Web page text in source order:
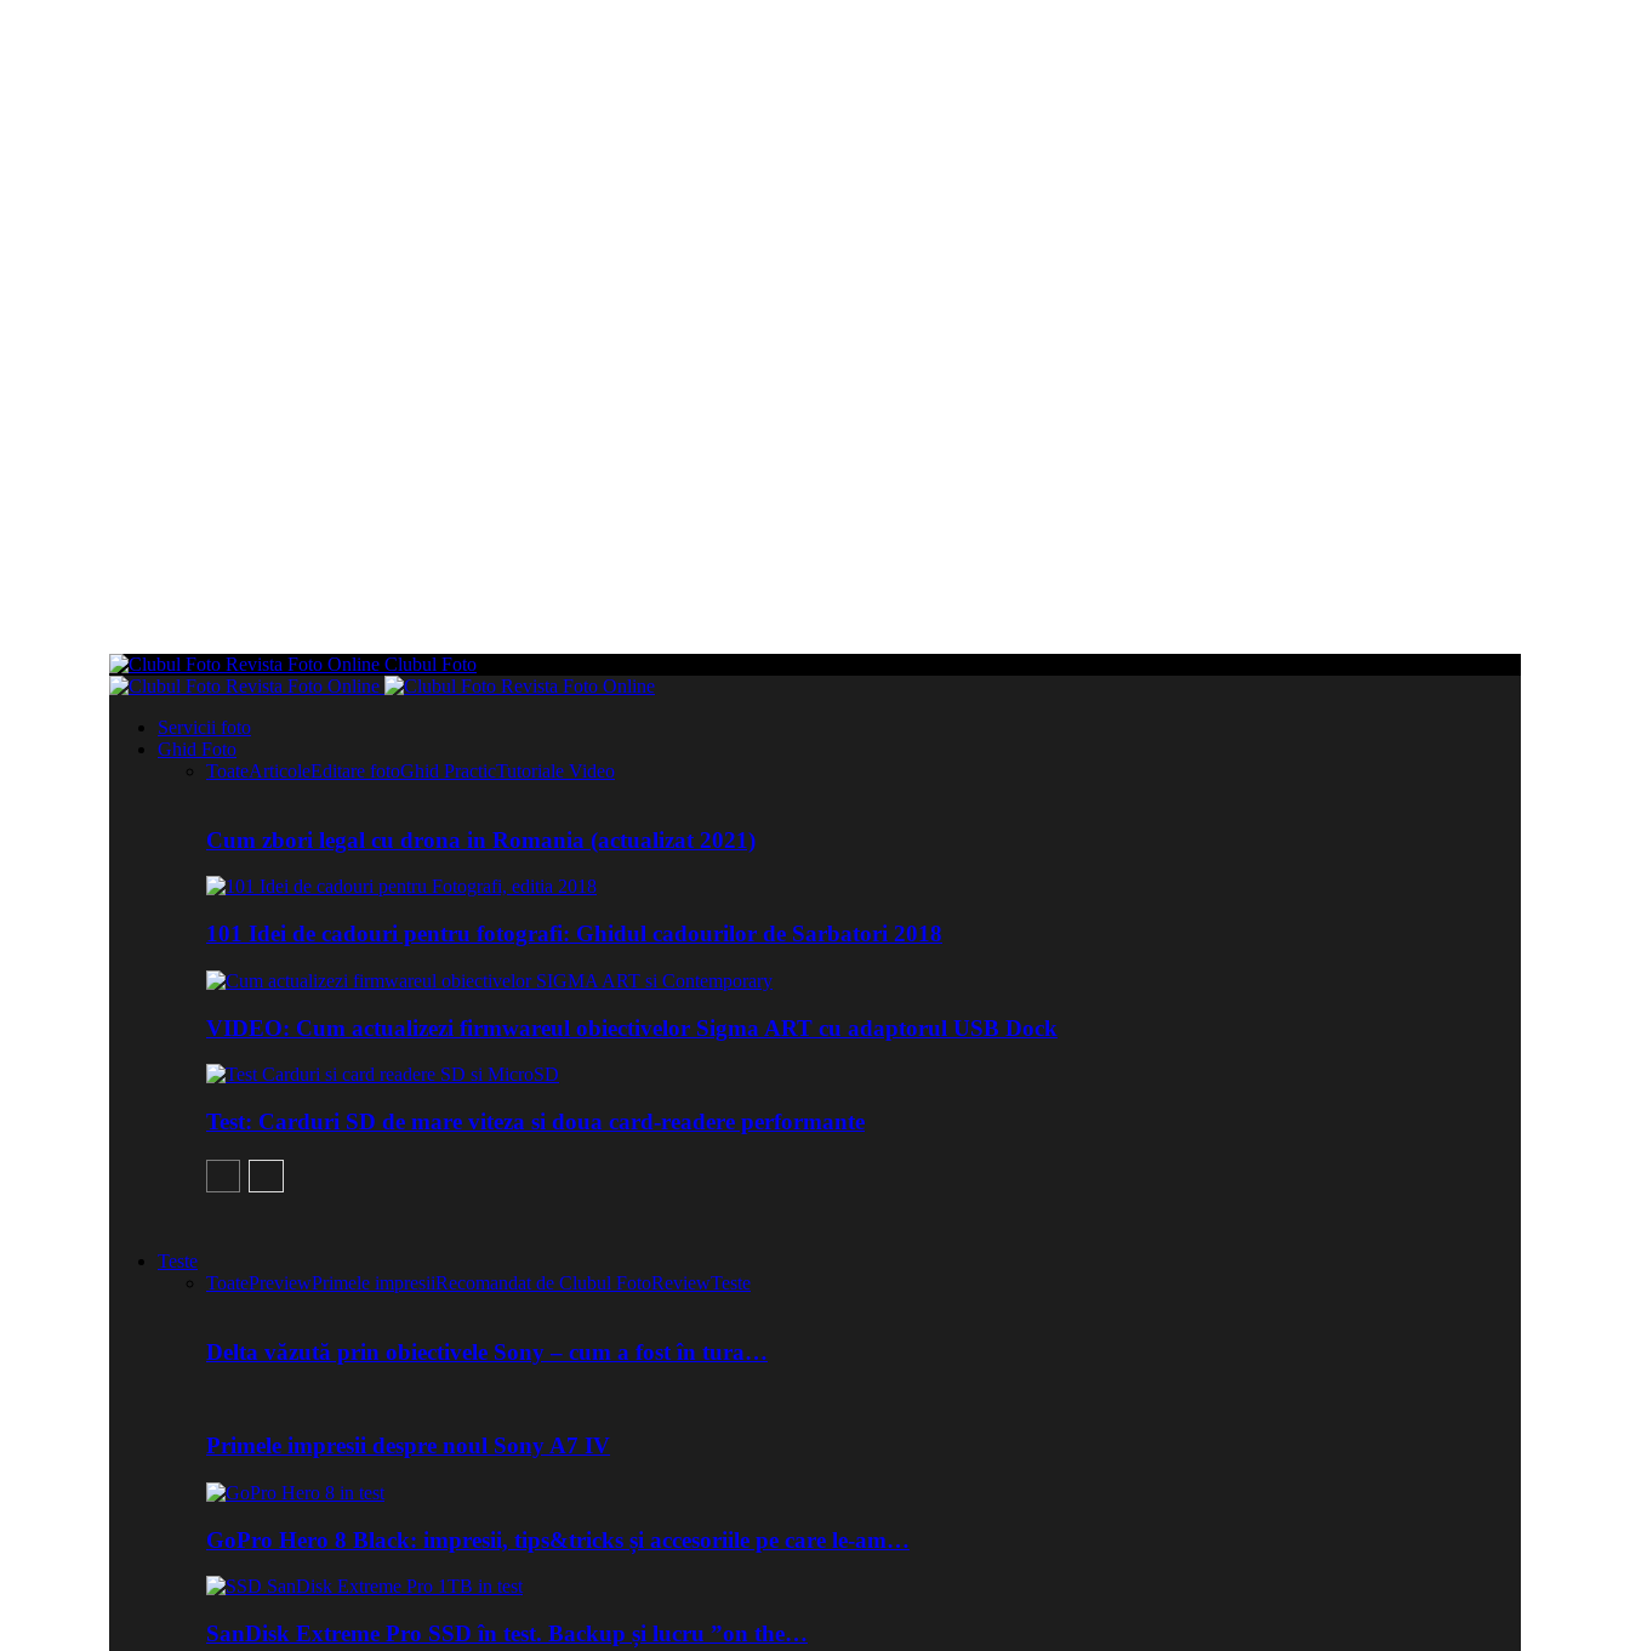
Clubul Foto
Servicii foto
Ghid Foto
ToateArticoleEditare fotoGhid PracticTutoriale Video
Cum zbori legal cu drona in Romania (actualizat 2021)
101 Idei de cadouri pentru fotografi: Ghidul cadourilor de Sarbatori 2018
VIDEO: Cum actualizezi firmwareul obiectivelor Sigma ART cu adaptorul USB Dock
Test: Carduri SD de mare viteza si doua card-readere performante
Teste
ToatePreviewPrimele impresiiRecomandat de Clubul FotoReviewTeste
Delta văzută prin obiectivele Sony – cum a fost în tura…
Primele impresii despre noul Sony A7 IV
GoPro Hero 8 Black: impresii, tips&tricks și accesoriile pe care le-am…
SanDisk Extreme Pro SSD în test. Backup și lucru ”on the…